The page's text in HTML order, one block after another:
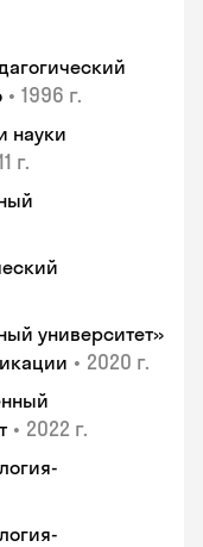
• 1996 г.
науки
г.
университет»
• 2020 г.
• 2022 г.